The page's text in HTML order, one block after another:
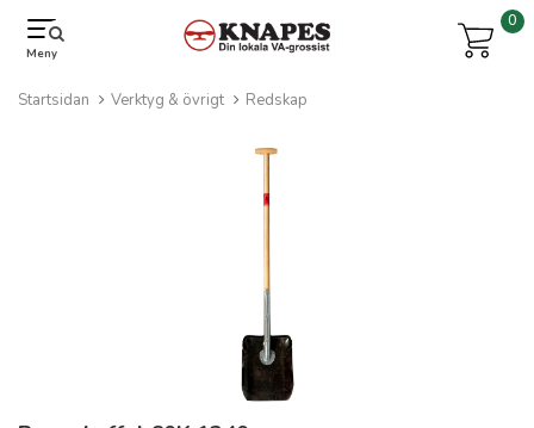
Meny
0
Startsidan Verktyg & övrigt Redskap